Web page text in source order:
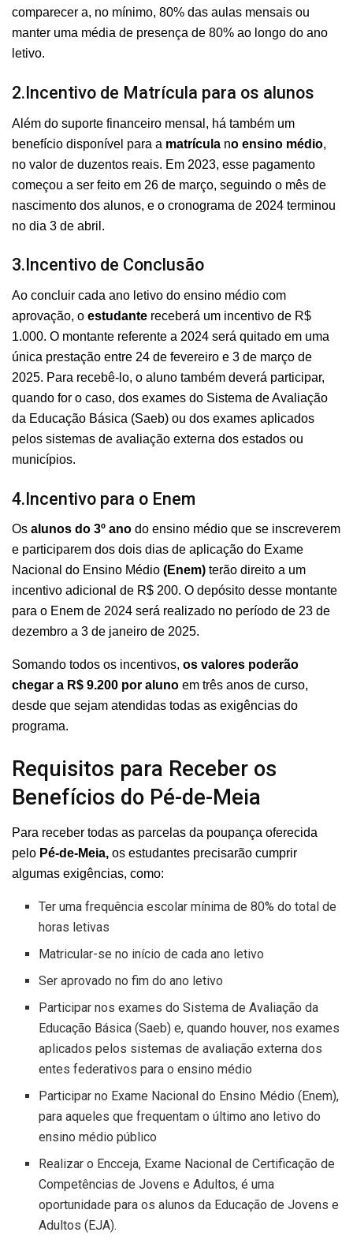
comparecer a, no mínimo, 80% das aulas mensais ou
manter uma média de presença de 80% ao longo do ano
letivo.
2.Incentivo de Matrícula para os alunos
Além do suporte financeiro mensal, há também um
benefício disponível para a matrícula no ensino médio,
no valor de duzentos reais. Em 2023, esse pagamento
começou a ser feito em 26 de março, seguindo o mês de
nascimento dos alunos, e o cronograma de 2024 terminou
no dia 3 de abril.
3.Incentivo de Conclusão
Ao concluir cada ano letivo do ensino médio com
aprovação, o estudante receberá um incentivo de R$
1.000. O montante referente a 2024 será quitado em uma
única prestação entre 24 de fevereiro e 3 de março de
2025. Para recebê-lo, o aluno também deverá participar,
quando for o caso, dos exames do Sistema de Avaliação
da Educação Básica (Saeb) ou dos exames aplicados
pelos sistemas de avaliação externa dos estados ou
municípios.
4.Incentivo para o Enem
Os alunos do 3º ano do ensino médio que se inscreverem
e participarem dos dois dias de aplicação do Exame
Nacional do Ensino Médio (Enem) terão direito a um
incentivo adicional de R$ 200. O depósito desse montante
para o Enem de 2024 será realizado no período de 23 de
dezembro a 3 de janeiro de 2025.
Somando todos os incentivos, os valores poderão
chegar a R$ 9.200 por aluno em três anos de curso,
desde que sejam atendidas todas as exigências do
programa.
Requisitos para Receber os
Benefícios do Pé-de-Meia
Para receber todas as parcelas da poupança oferecida
pelo Pé-de-Meia, os estudantes precisarão cumprir
algumas exigências, como:
Ter uma frequência escolar mínima de 80% do total de
horas letivas
Matricular-se no início de cada ano letivo
Ser aprovado no fim do ano letivo
Participar nos exames do Sistema de Avaliação da
Educação Básica (Saeb) e, quando houver, nos exames
aplicados pelos sistemas de avaliação externa dos
entes federativos para o ensino médio
Participar no Exame Nacional do Ensino Médio (Enem),
para aqueles que frequentam o último ano letivo do
ensino médio público
Realizar o Encceja, Exame Nacional de Certificação de
Competências de Jovens e Adultos, é uma
oportunidade para os alunos da Educação de Jovens e
Adultos (EJA).